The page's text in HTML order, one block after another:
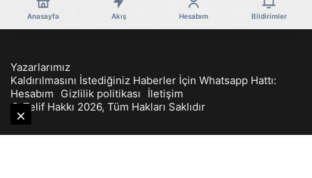
Anasayfa Akış Hesabım Bildirimler
Yazarlarımız
Kaldırılmasını İstediğiniz Haberler İçin Whatsapp Hattı:
Hesabım
Gizlilik politikası
İletişim
© Telif Hakkı 2026, Tüm Hakları Saklıdır